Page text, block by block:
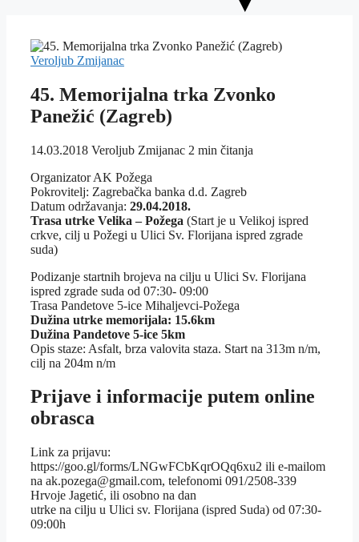
Veroljub Zmijanac
45. Memorijalna trka Zvonko
Panežić (Zagreb)
14.03.2018 Veroljub Zmijanac 2 min čitanja
Organizator AK Požega
Pokrovitelj: Zagrebačka banka d.d. Zagreb
Datum održavanja: 29.04.2018.
Trasa utrke Velika – Požega (Start je u Velikoj ispred
crkve, cilj u Požegi u Ulici Sv. Florijana ispred zgrade
suda)
Podizanje startnih brojeva na cilju u Ulici Sv. Florijana
ispred zgrade suda od 07:30- 09:00
Trasa Pandetove 5-ice Mihaljevci-Požega
Dužina utrke memorijala: 15.6km
Dužina Pandetove 5-ice 5km
Opis staze: Asfalt, brza valovita staza. Start na 313m n/m,
cilj na 204m n/m
Prijave i informacije putem online
obrasca
Link za prijavu:
https://goo.gl/forms/LNGwFCbKqrOQq6xu2 ili e-mailom
na ak.pozega@gmail.com, telefonomi 091/2508-339
Hrvoje Jagetić, ili osobno na dan
utrke na cilju u Ulici sv. Florijana (ispred Suda) od 07:30-
09:00h